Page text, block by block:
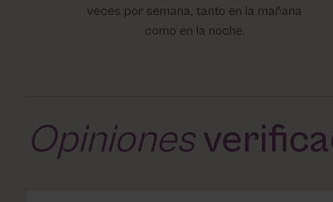
veces por semana, tanto en la mañana
como en la noche.
Opiniones